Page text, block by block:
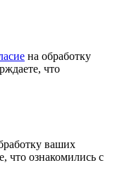
на обработку
что
ваших
что ознакомились с